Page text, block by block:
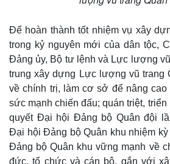
Để hoàn thành tốt nhiệm vụ xây
trong kỷ nguyên mới của dân tộc,
Đảng ủy, Bộ tư lệnh và Lực lượng
trung xây dựng Lực lượng vũ trang
về chính trị, làm cơ sở để nâng
sức mạnh chiến đấu; quán triệt,
quyết Đại hội Đảng bộ Quân đội
Đại hội Đảng bộ Quân khu nhiệm
Đảng bộ Quân khu vững mạnh về
đức, tổ chức và cán bộ, gắn với